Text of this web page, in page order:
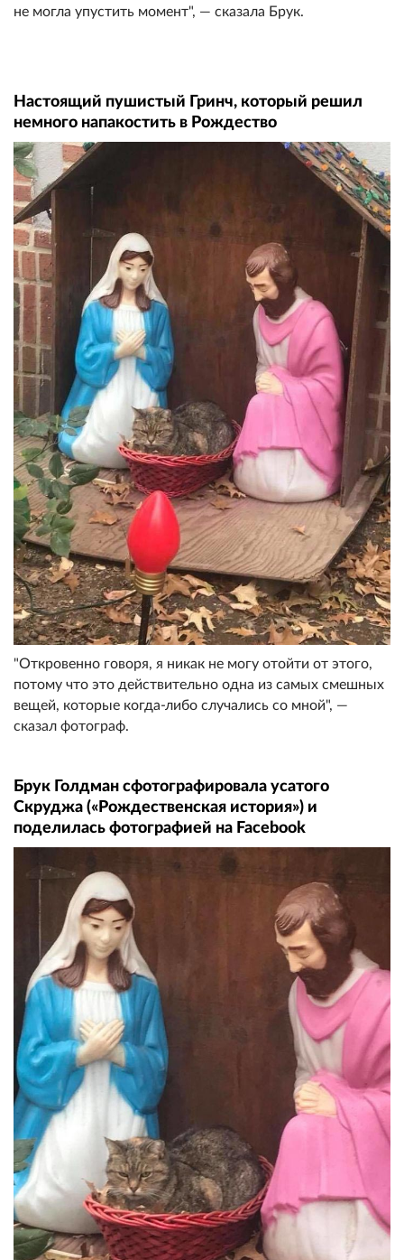
не могла упустить момент", — сказала Брук.
Настоящий пушистый Гринч, который решил
немного напакостить в Рождество
"Откровенно говоря, я никак не могу отойти от этого,
потому что это действительно одна из самых смешных
вещей, которые когда-либо случались со мной", —
сказал фотограф.
Брук Голдман сфотографировала усатого
Скруджа («Рождественская история») и
поделилась фотографией на Facebook